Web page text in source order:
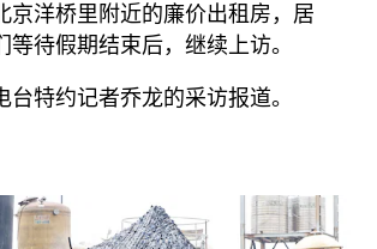
京洋桥里附近的廉价出租房，居
待假期结束后，继续上访。
台特约记者乔龙的采访报道。